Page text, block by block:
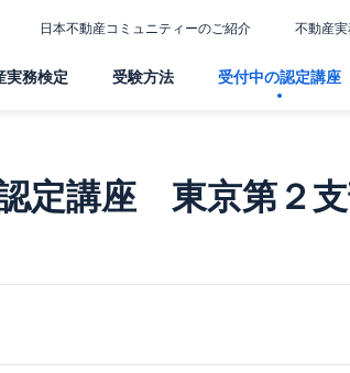
日本不動産コミュニティーのご紹介 不動産
実務検定 受験方法 受付中の認定講座
定講座 東京第２